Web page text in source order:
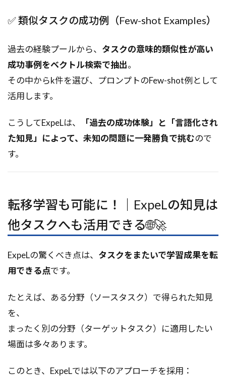
✅ 類似タスクの成功例（Few-shot Examples）
過去の経験プールから、 タスクの意味的類似性が高い
成功事例をベクトル検索で抽出。
その中からk件を選び、プロンプトのFew-shot例として
活用します。
こうしてExpeLは、
「過去の成功体験」と「言語化され
た知見」によって、未知の問題に一発勝負で挑むので
す。
転移学習も可能に！｜ExpeLの知見は
他タスクへも活用できる🌐🚀
ExpeLの驚くべき点は、 タスクをまたいで学習成果を転
用できる点です。
たとえば、ある分野（ソースタスク）で得られた知見
を、
まったく別の分野（ターゲットタスク）に適用したい
場面は多々あります。
このとき、ExpeLでは以下のアプローチを採用：